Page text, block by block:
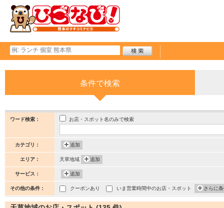
条件で検索
ワード検索： お店・スポット名のみで検索
カテゴリ： 追加
エリア： 天草地域 追加
サービス： 追加
その他の条件： クーポンあり いま営業時間中のお店・スポット さらに